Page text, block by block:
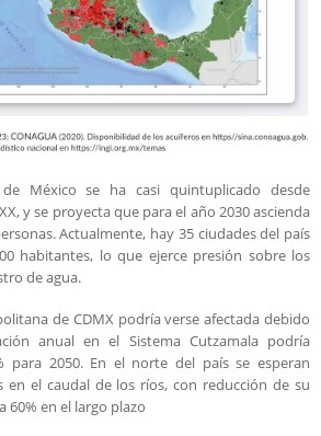
México se ha casi quintuplicado desde
y se proyecta que para el año 2030 ascienda
Actualmente, hay 35 ciudades del país
habitantes, lo que ejerce presión sobre los
de agua.
de CDMX podría verse afectada debido
anual en el Sistema Cutzamala podría
para 2050. En el norte del país se esperan
en el caudal de los ríos, con reducción de su
60% en el largo plazo